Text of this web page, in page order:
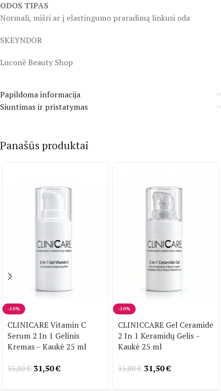
ODOS TIPAS
Normali, mišri ar į elastingumo praradimą linkusi oda
SKEYNDOR
Luconè Beauty Shop
Papildoma informacija
Siuntimas ir pristatymas
Panašūs produktai
-10%
CLINICARE Vitamin C
Serum 2 In 1 Gelinis
Kremas – Kaukė 25 ml
35,00€ 31,50€
-10%
CLINICCARE Gel Ceramide
2 In 1 Keramidų Gelis –
Kaukė 25 ml
35,00€ 31,50€